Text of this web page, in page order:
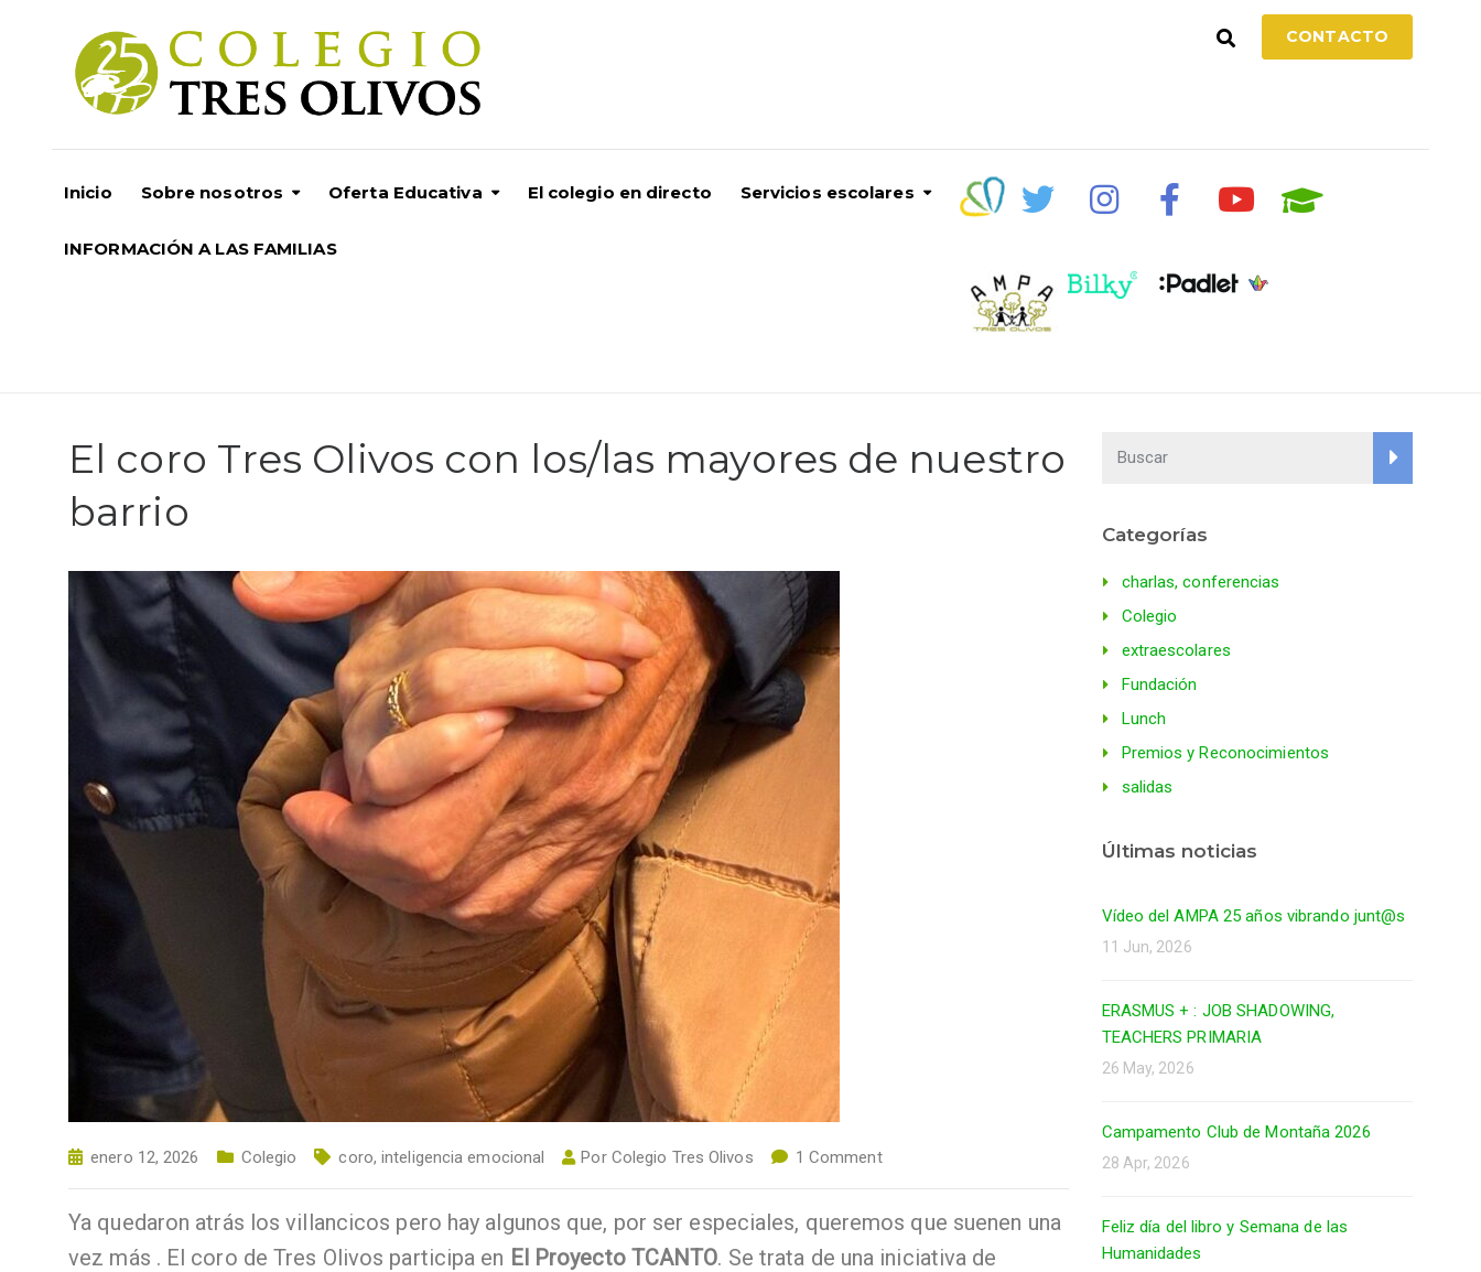
CONTACTO
Inicio Sobre nosotros Oferta Educativa El colegio en directo Servicios escolares
INFORMACIÓN A LAS FAMILIAS
El coro Tres Olivos con los/las mayores de nuestro
barrio
enero 12, 2026 Colegio coro,inteligencia emocional Por Colegio Tres Olivos 1 Comment
Ya quedaron atrás los villancicos pero hay algunos que, por ser especiales, queremos que suenen una
vez más . El coro de Tres Olivos participa en El Proyecto TCANTO. Se trata de una iniciativa de
Categorías
charlas, conferencias
Colegio
extraescolares
Fundación
Lunch
Premios y Reconocimientos
salidas
Últimas noticias
Vídeo del AMPA 25 años vibrando junt@s
11 Jun, 2026
ERASMUS + : JOB SHADOWING,
TEACHERS PRIMARIA
26 May, 2026
Campamento Club de Montaña 2026
28 Apr, 2026
Feliz día del libro y Semana de las
Humanidades